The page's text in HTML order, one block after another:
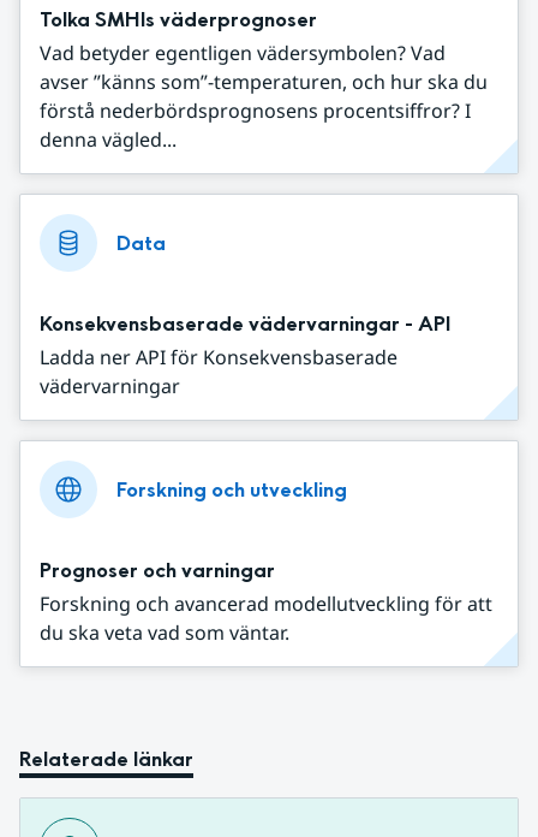
Tolka SMHIs väderprognoser
Vad betyder egentligen vädersymbolen? Vad
avser ”känns som”-temperaturen, och hur ska du
förstå nederbördsprognosens procentsiffror? I
denna vägled...
Data
Konsekvensbaserade vädervarningar - API
Ladda ner API för Konsekvensbaserade
vädervarningar
Forskning och utveckling
Prognoser och varningar
Forskning och avancerad modellutveckling för att
du ska veta vad som väntar.
Relaterade länkar